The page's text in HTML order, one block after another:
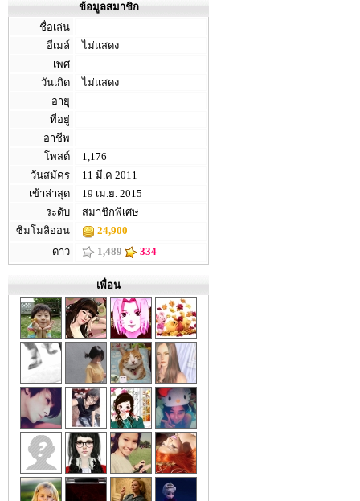
ข้อมูลสมาชิก
ชื่อเล่น
อีเมล์
ไม่แสดง
เพศ
วันเกิด
ไม่แสดง
อายุ
ที่อยู่
อาชีพ
โพสต์
1,176
วันสมัคร
11 มี.ค 2011
เข้าล่าสุด
19 เม.ย. 2015
ระดับ
สมาชิกพิเศษ
ซิมโมลิออน
24,900
ดาว
1,489 334
เพื่อน